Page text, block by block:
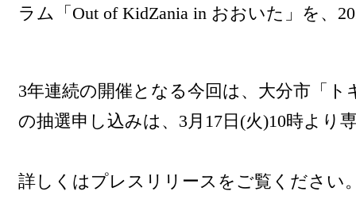
ラム「Out of KidZania in おおいた」を、
3年連続の開催となる今回は、大分市「
の抽選申し込みは、3月17日(火)10時より
詳しくはプレスリリースをご覧ください